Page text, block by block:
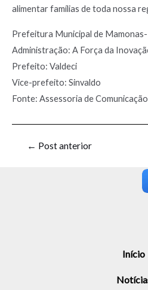
alimentar famílias de toda nossa
Prefeitura Municipal de
Administração: A Força da
Prefeito: Valdeci
Vice-prefeito: Sinvaldo
Fonte: Assessoria de Comunicação
← Post anterior
Início